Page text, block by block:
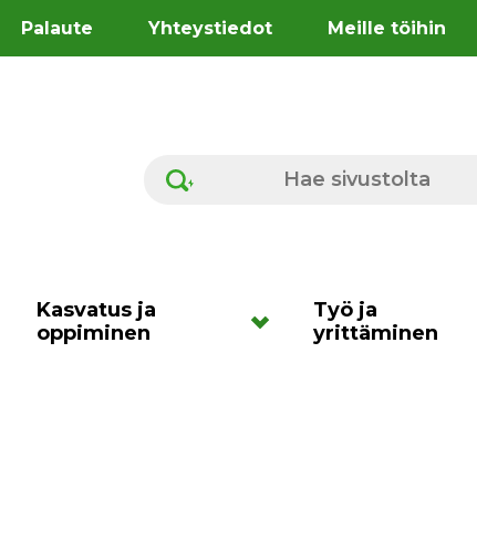
Palaute Yhteystiedot Meille töihin
Hae sivustolta
Kasvatus ja
oppiminen
Työ ja
yrittäminen